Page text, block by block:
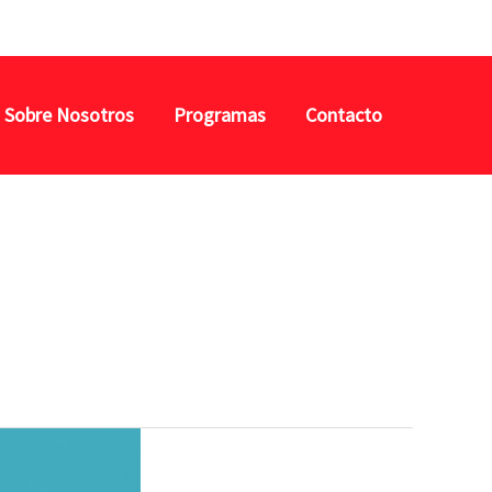
Sobre Nosotros Programas Contacto